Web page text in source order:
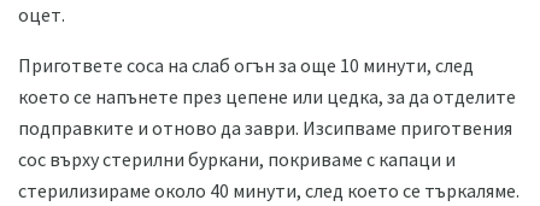
оцет.
Пригответе соса на слаб огън за още 10 минути, след
което се напънете през цепене или цедка, за да отделите
подправките и отново да заври. Изсипваме приготвения
сос върху стерилни буркани, покриваме с капаци и
стерилизираме около 40 минути, след което се търкаляме.